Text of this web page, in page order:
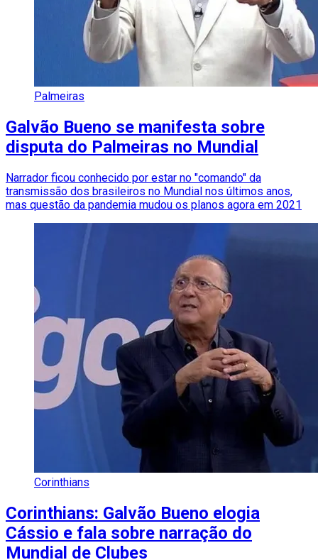
Palmeiras
Galvão Bueno se manifesta sobre
disputa do Palmeiras no Mundial
Narrador ficou conhecido por estar no "comando" da
transmissão dos brasileiros no Mundial nos últimos anos,
mas questão da pandemia mudou os planos agora em 2021
Corinthians
Corinthians: Galvão Bueno elogia
Cássio e fala sobre narração do
Mundial de Clubes